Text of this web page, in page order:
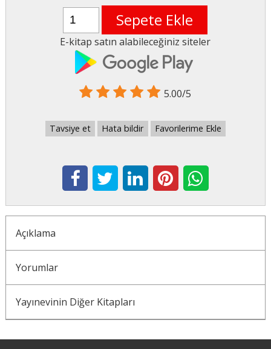
Sepete Ekle
E-kitap satın alabileceğiniz siteler
5.00/5
Tavsiye et Hata bildir Favorilerime Ekle
Açıklama
Yorumlar
Yayınevinin Diğer Kitapları